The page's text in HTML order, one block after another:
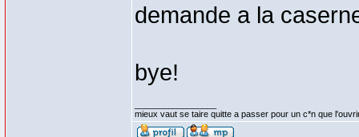
demande a la
bye!
mieux vaut se taire quitte a passer pour un c*n que